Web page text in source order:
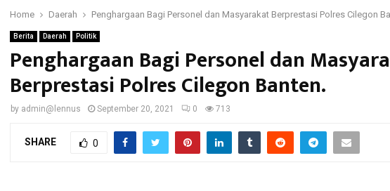
Home Daerah Penghargaan Bagi Personel dan Masyarakat Berprestasi Polres Cilegon
Berita Daerah Politik
Penghargaan Bagi Personel dan
Berprestasi Polres Cilegon Banten.
by admin@lennus September 20, 2021 0 713
SHARE 0